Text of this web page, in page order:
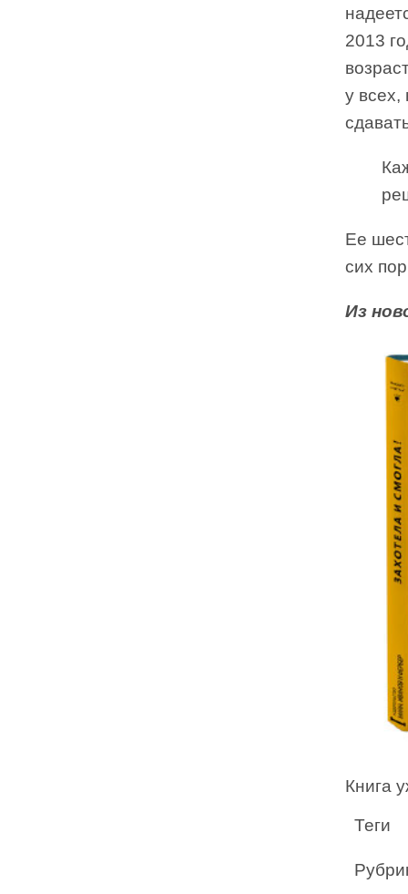
2013
у всех,
Ее
сих
Из
Книга
Теги